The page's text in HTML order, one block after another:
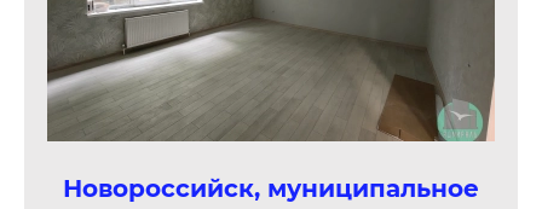
Новороссийск, муниципальное